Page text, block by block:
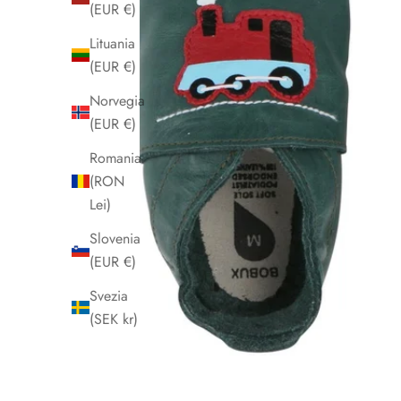
(EUR €)
Lituania
(EUR €)
Norvegia
(EUR €)
Romania
(RON
Lei)
Slovenia
(EUR €)
Svezia
(SEK kr)